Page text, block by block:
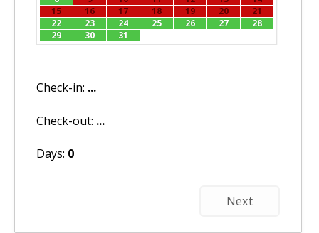
15
16 17 18 19 20
21
22
23 24 25 26 27
28
29
30 31
Check-in: ...
Check-out: ...
Days: 0
Next